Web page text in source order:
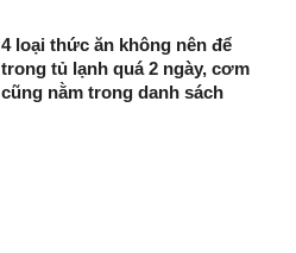
4 loại thức ăn không nên để
trong tủ lạnh quá 2 ngày, cơm
cũng nằm trong danh sách